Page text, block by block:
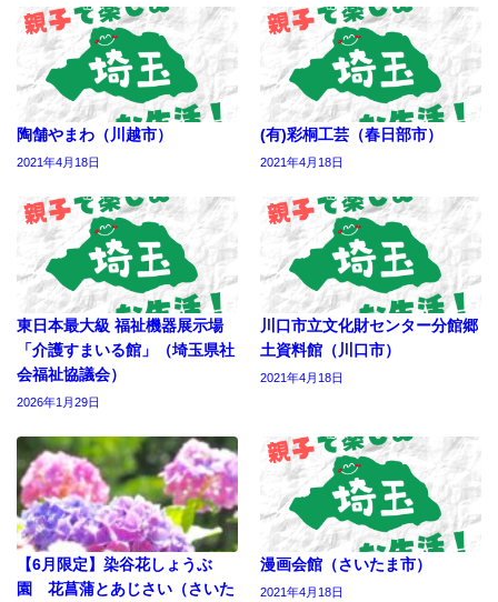
陶舗やまわ（川越市）
2021年4月18日
(有)彩桐工芸（春日部市）
2021年4月18日
東日本最大級 福祉機器展示場
「介護すまいる館」（埼玉県社
会福祉協議会）
2026年1月29日
川口市立文化財センター分館郷
土資料館（川口市）
2021年4月18日
【6月限定】染谷花しょうぶ
園 花菖蒲とあじさい（さいた
漫画会館（さいたま市）
2021年4月18日